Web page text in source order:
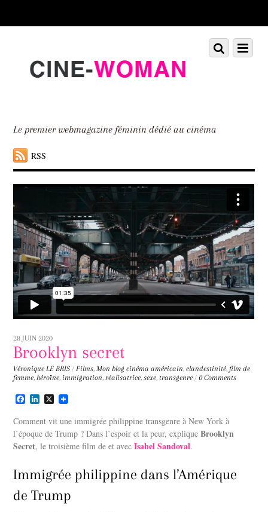
down
Le premier webmagazine féminin dédié au cinéma
RSS
Menu
Scroll
down
28 JUIN 2020
Brooklyn secret
Véronique LE BRIS / Films,Mon blog cinéma américain,clandestinité, film de
femme,héroïne, immigration,réalisatrice,sexe, transgenre / 0 Comments
F
c
e
b
o
L
n
k
e
d
X
Comment vit une immigrée philippine transgenre à New York à
l’époque de Trump ? Dans l’espoir et la peur, expliqueBrooklyn
Secret, le troisième film de et avecIsabel Sandoval.
Immigrée philippine dans l’Amérique
de Trump